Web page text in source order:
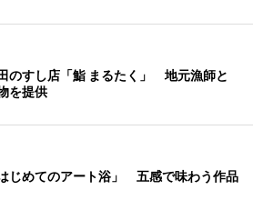
のすし店「鮨 まるたく」 地元漁師と
を提供
じめてのアート浴」 五感で味わう作品